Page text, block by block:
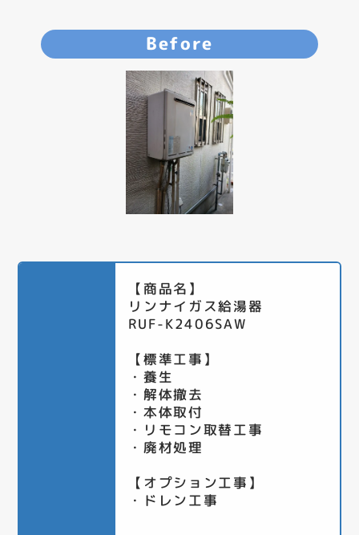
Before
【商品名】
リンナイガス給湯器
RUF-K2406SAW
【標準工事】
・養生
・解体撤去
・本体取付
・リモコン取替工事
・廃材処理
【オプション工事】
・ドレン工事